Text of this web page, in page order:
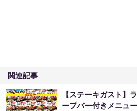
関連記事
【ステーキガスト】
ープバー付きメニュ